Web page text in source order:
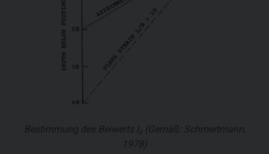
Bestimmung des Beiwerts Iz(Gemäß: Schmertmann,
1978)